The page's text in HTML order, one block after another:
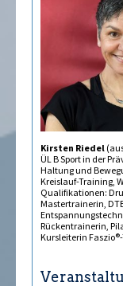
Kirsten Riedel
ÜL B Sport in der
Haltung und
Kreislauf-Training,
Qualifikationen:
Mastertrainerin,
Rückentrainerin,
Kursleiterin